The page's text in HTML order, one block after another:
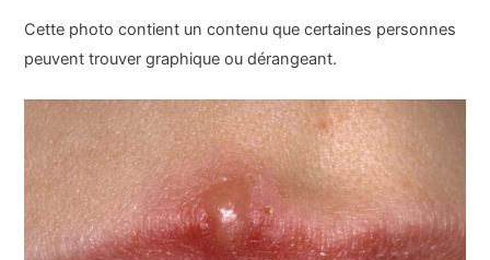
Cette photo contient un contenu que certaines personnes
peuvent trouver graphique ou dérangeant.